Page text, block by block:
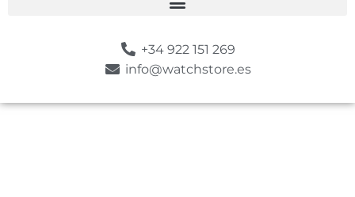
+34 922 151 269
info@watchstore.es